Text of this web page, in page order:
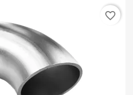
favorite_border